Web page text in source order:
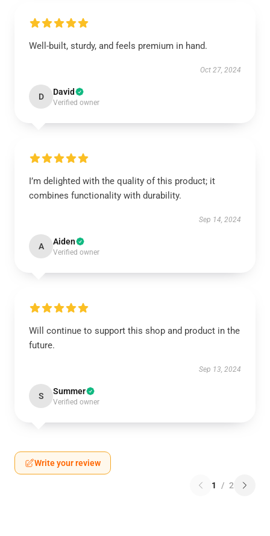
Well-built, sturdy, and feels premium in hand.
Oct 27, 2024
D David
Verified owner
I’m delighted with the quality of this product; it
combines functionality with durability.
Sep 14, 2024
A Aiden
Verified owner
Will continue to support this shop and product in the
future.
Sep 13, 2024
S Summer
Verified owner
Write your review
1 / 2